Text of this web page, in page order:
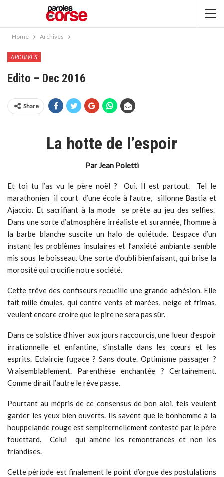
Home Archives
ARCHIVES
Edito – Dec 2016
Share
La hotte de l’espoir
Par Jean Poletti
Et toi tu l’as vu le père noël ? Oui. Il est partout. Tel le
marathonien il court d’une école à l’autre, sillonne Bastia et
Ajaccio. Et sacrifiant à la mode se prête au jeu des selfies.
Dans une sorte d’atmosphère irréaliste et surannée, l’homme à
la barbe blanche suscite un halo de quiétude. L’espace d’un
instant les problèmes insulaires et l’anxiété ambiante semble
mis sous le boisseau. Une sorte d’oubli bienfaisant, qui brise la
morosité qui crucifie notre société.
Cette trêve des confiseurs recueille une grande adhésion. Elle
fait mille émules, qui contre vents et marées, neige et frimas,
veulent encore croire que le pire ne sera pas sûr.
Dans ce solstice d’hiver aux jours raccourcis, une lueur d’espoir
irrationnelle et enfantine, s’installe dans les cœurs et les
esprits. Eclaircie fugace ? Sans doute. Optimisme passager ?
Vraisemblablement. Parenthèse enchantée ? Certainement.
Comme dirait l’autre le rêve passe.
Pourtant au mépris de ce consensus de bon aloi, tels veulent
garder les yeux bien ouverts. Ils savent que le bonhomme à la
houppelande rouge est sempiternellement contesté par le père
fouettard. Celui qui amène les remontrances et non les
friandises.
Cette période est finalement le point d’orgue des postulations